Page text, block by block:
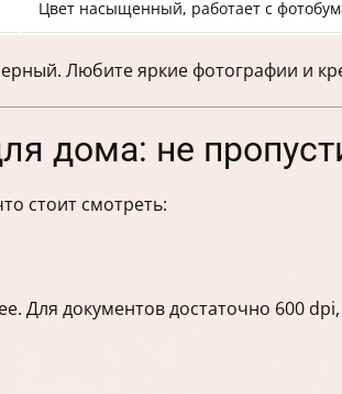
Цвет насыщенный, работает с
Любите яркие фотографии и
дома: не
стоит смотреть:
Для документов достаточно 600